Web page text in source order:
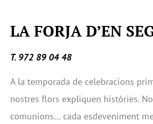
LA FORJA D’EN
T. 972 89 04 48
A la temporada de celebracions
nostres flors expliquen històries.
comunions… cada esdeveniment